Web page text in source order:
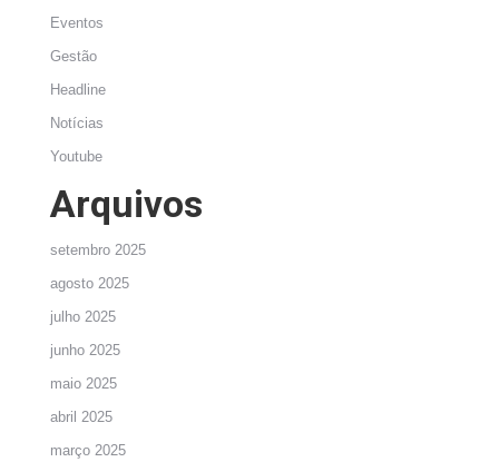
Eventos
Gestão
Headline
Notícias
Youtube
Arquivos
setembro 2025
agosto 2025
julho 2025
junho 2025
maio 2025
abril 2025
março 2025